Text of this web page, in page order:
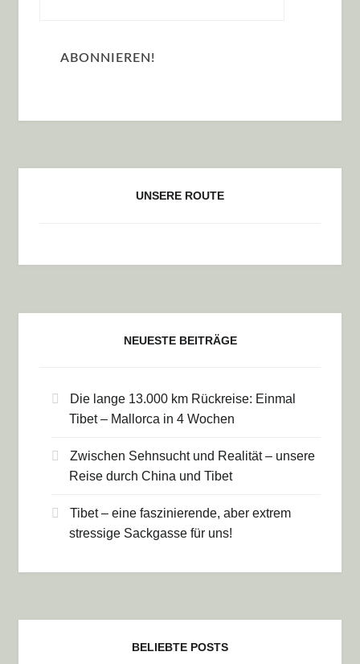
UNSERE ROUTE
NEUESTE BEITRÄGE
Die lange 13.000 km Rückreise: Einmal
Tibet – Mallorca in 4 Wochen
Zwischen Sehnsucht und Realität – unsere
Reise durch China und Tibet
Tibet – eine faszinierende, aber extrem
stressige Sackgasse für uns!
BELIEBTE POSTS